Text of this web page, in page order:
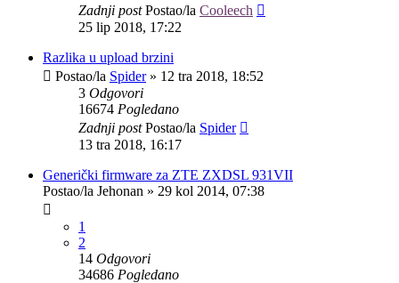
Zadnji postPostao/la Cooleech
25 lip 2018, 17:22
Razlika u upload brzini
Postao/la Spider» 12 tra 2018, 18:52
3 Odgovori
16674 Pogledano
Zadnji postPostao/la Spider
13 tra 2018, 16:17
Generički firmware za ZTE ZXDSL 931VII
Postao/la Jehonan » 29 kol 2014, 07:38
1
2
14 Odgovori
34686 Pogledano